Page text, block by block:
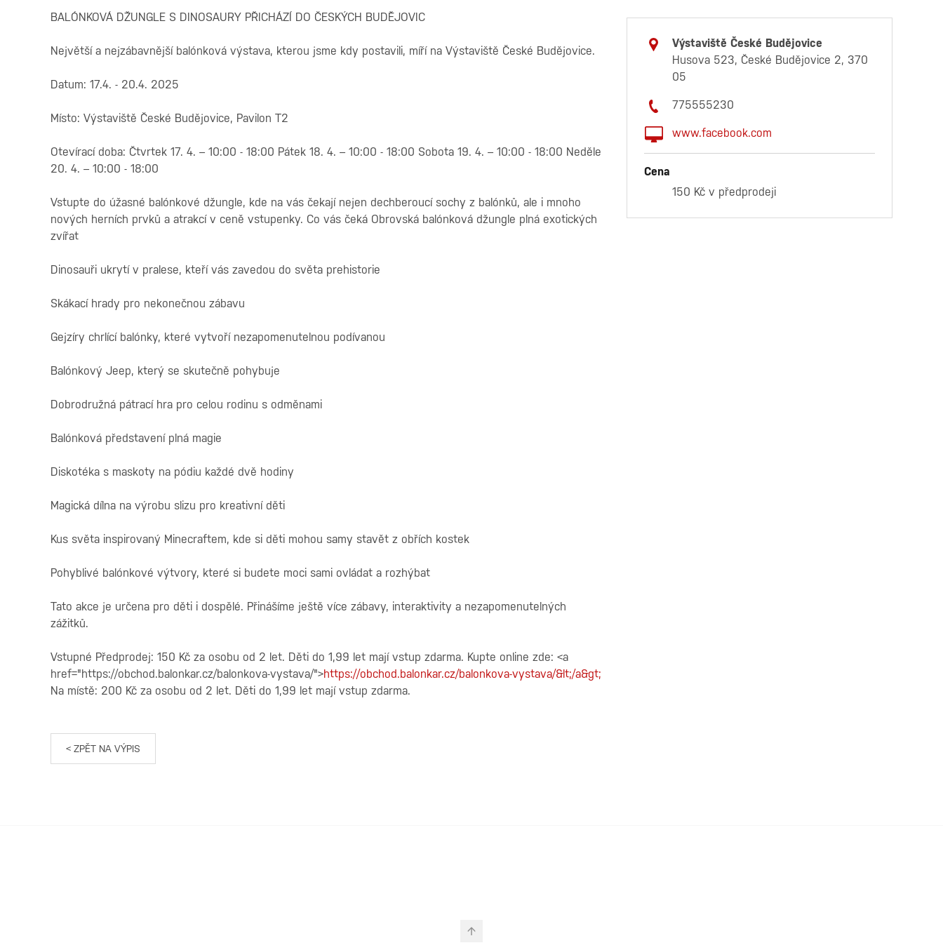
BALÓNKOVÁ DŽUNGLE S DINOSAURY PŘICHÁZÍ DO ČESKÝCH BUDĚJOVIC
Největší a nejzábavnější balónková výstava, kterou jsme kdy postavili, míří na Výstaviště České Budějovice.
Datum: 17.4. - 20.4. 2025
Místo: Výstaviště České Budějovice, Pavilon T2
Otevírací doba: Čtvrtek 17. 4. – 10:00 - 18:00 Pátek 18. 4. – 10:00 - 18:00 Sobota 19. 4. – 10:00 - 18:00 Neděle
20. 4. – 10:00 - 18:00
Vstupte do úžasné balónkové džungle, kde na vás čekají nejen dechberoucí sochy z balónků, ale i mnoho
nových herních prvků a atrakcí v ceně vstupenky. Co vás čeká Obrovská balónková džungle plná exotických
zvířat
Dinosauři ukrytí v pralese, kteří vás zavedou do světa prehistorie
Skákací hrady pro nekonečnou zábavu
Gejzíry chrlící balónky, které vytvoří nezapomenutelnou podívanou
Balónkový Jeep, který se skutečně pohybuje
Dobrodružná pátrací hra pro celou rodinu s odměnami
Balónková představení plná magie
Diskotéka s maskoty na pódiu každé dvě hodiny
Magická dílna na výrobu slizu pro kreativní děti
Kus světa inspirovaný Minecraftem, kde si děti mohou samy stavět z obřích kostek
Pohyblivé balónkové výtvory, které si budete moci sami ovládat a rozhýbat
Tato akce je určena pro děti i dospělé. Přinášíme ještě více zábavy, interaktivity a nezapomenutelných
zážitků.
Vstupné Předprodej: 150 Kč za osobu od 2 let. Děti do 1,99 let mají vstup zdarma. Kupte online zde: <a
href="https://obchod.balonkar.cz/balonkova-vystava/">https://obchod.balonkar.cz/balonkova-vystava/&lt;/a&gt;
Na místě: 200 Kč za osobu od 2 let. Děti do 1,99 let mají vstup zdarma.
< ZPĚT NA VÝPIS
Výstaviště České Budějovice
Husova 523, České Budějovice 2, 370
05
775555230
www.facebook.com
Cena
150 Kč v předprodeji